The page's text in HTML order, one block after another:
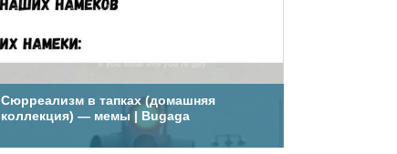
Сюрреализм в тапках (домашняя
коллекция) — мемы | Bugaga